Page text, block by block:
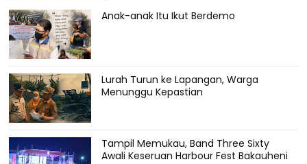
Anak-anak Itu Ikut Berdemo
Lurah Turun ke Lapangan, Warga
Menunggu Kepastian
Tampil Memukau, Band Three Sixty
Awali Keseruan Harbour Fest Bakauheni